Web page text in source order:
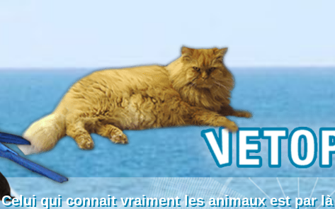
Celui qui connait vraiment les animaux est par